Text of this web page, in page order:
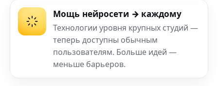
Мощь нейросети → каждому
Технологии уровня крупных студий —
теперь доступны обычным
пользователям. Больше идей —
меньше барьеров.